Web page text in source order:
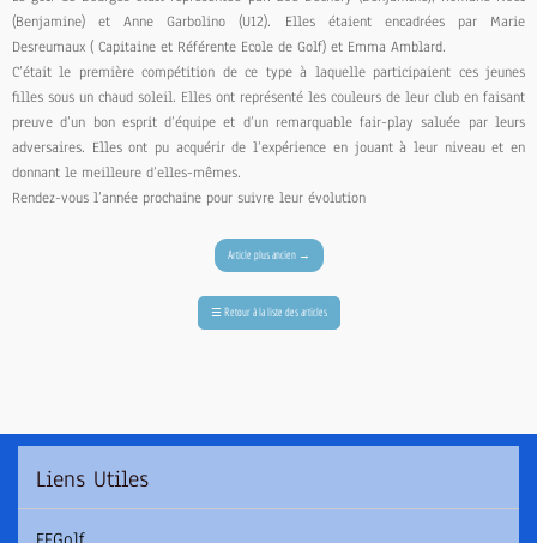
(Benjamine) et Anne Garbolino (U12). Elles étaient encadrées par Marie
Desreumaux ( Capitaine et Référente Ecole de Golf) et Emma Amblard.
C’était le première compétition de ce type à laquelle participaient ces jeunes
filles sous un chaud soleil. Elles ont représenté les couleurs de leur club en faisant
preuve d’un bon esprit d’équipe et d’un remarquable fair-play saluée par leurs
adversaires. Elles ont pu acquérir de l’expérience en jouant à leur niveau et en
donnant le meilleure d’elles-mêmes.
Rendez-vous l’année prochaine pour suivre leur évolution
Article plus ancien→
☰ Retour à la liste des articles
Liens Utiles